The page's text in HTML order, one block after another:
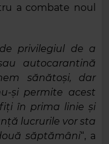
a combate noul
privilegiul de a
autocarantină
sănătoşi, dar
şi permite acest
în prima linie şi
lucrurile vor sta
săptămâni“, a